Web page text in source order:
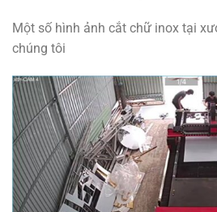
Một số hình ảnh cắt chữ inox tại
chúng tôi